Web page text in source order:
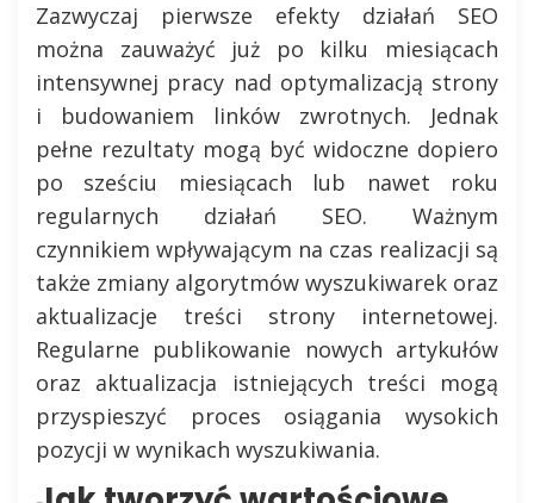
Zazwyczaj pierwsze efekty działań SEO
można zauważyć już po kilku miesiącach
intensywnej pracy nad optymalizacją strony
i budowaniem linków zwrotnych. Jednak
pełne rezultaty mogą być widoczne dopiero
po sześciu miesiącach lub nawet roku
regularnych działań SEO. Ważnym
czynnikiem wpływającym na czas realizacji są
także zmiany algorytmów wyszukiwarek oraz
aktualizacje treści strony internetowej.
Regularne publikowanie nowych artykułów
oraz aktualizacja istniejących treści mogą
przyspieszyć proces osiągania wysokich
pozycji w wynikach wyszukiwania.